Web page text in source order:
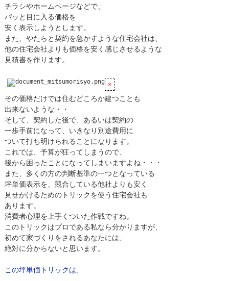
チラシやホームページなどで、
パッと目に入る価格を
安く表示しようとします。
また、やたらと契約を急かすような住宅会社は、
他の住宅会社よりも価格を安く感じさせるような
見積書を作ります。
その価格だけでは住むどころか建つことも
出来ないような・・
そして、契約した後で、あるいは契約の
一歩手前になって、いきなり別途費用に
ついて打ち明けられることになります。
これでは、予算が狂ってしまうので、
後から困ったことになってしまいますよね・・・
また、多くの方の判断基準の一つとなっている
坪単価表示を、競合している他社よりも安く
見せかけるためのトリックを使う住宅会社も
あります。
消費者心理を上手くついた作戦ですね。
このトリックはプロである私なら分かりますが、
初めて家づくりをされるあなたには、
絶対に分からないと思います。
この坪単価トリックは、